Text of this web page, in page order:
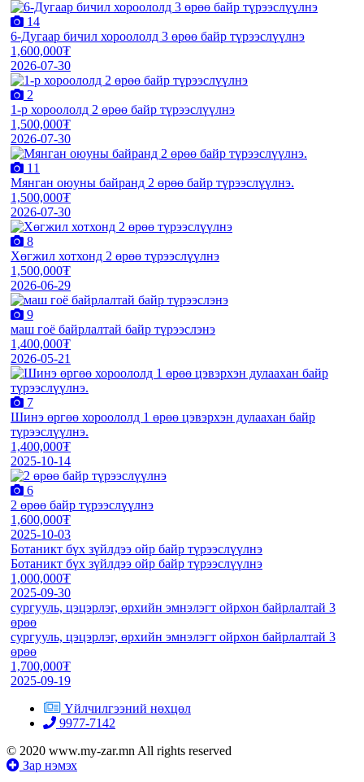
14
6-Дугаар бичил хороололд 3 өрөө байр түрээслүүлнэ
1,600,000₮
2026-07-30
2
1-р хороололд 2 өрөө байр түрээслүүлнэ
1,500,000₮
2026-07-30
11
Мянган оюуны байранд 2 өрөө байр түрээслүүлнэ.
1,500,000₮
2026-07-30
8
Хөгжил хотхонд 2 өрөө түрээслүүлнэ
1,500,000₮
2026-06-29
9
маш гоё байрлалтай байр түрээслэнэ
1,400,000₮
2026-05-21
7
Шинэ өргөө хороололд 1 өрөө цэвэрхэн дулаахан байр
түрээслүүлнэ.
1,400,000₮
2025-10-14
6
2 өрөө байр түрээслүүлнэ
1,600,000₮
2025-10-03
Ботаникт бүх зүйлдээ ойр байр түрээслүүлнэ
Ботаникт бүх зүйлдээ ойр байр түрээслүүлнэ
1,000,000₮
2025-09-30
сургууль, цэцэрлэг, өрхийн эмнэлэгт ойрхон байрлалтай 3
өрөө
сургууль, цэцэрлэг, өрхийн эмнэлэгт ойрхон байрлалтай 3
өрөө
1,700,000₮
2025-09-19
Үйлчилгээний нөхцөл
9977-7142
© 2020 www.my-zar.mn All rights reserved
Зар нэмэх